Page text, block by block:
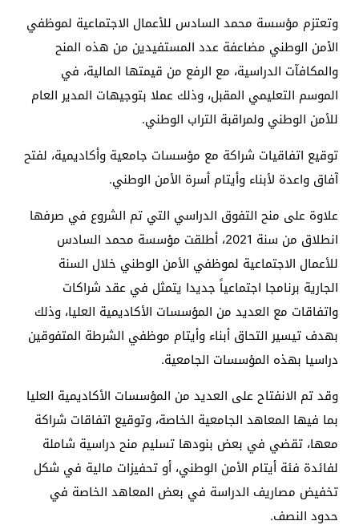
وتعتزم مؤسسة محمد السادس للأعمال الاجتماعية لموظفي
الأمن الوطني مضاعفة عدد المستفيدين من هذه المنح
والمكافآت الدراسية، مع الرفع من قيمتها المالية، في
الموسم التعليمي المقبل، وذلك عملا بتوجيهات المدير العام
للأمن الوطني ولمراقبة التراب الوطني.
توقيع اتفاقيات شراكة مع مؤسسات جامعية وأكاديمية، لفتح
آفاق واعدة لأبناء وأيتام أسرة الأمن الوطني.
علاوة على منح التفوق الدراسي التي تم الشروع في صرفها
انطلاق من سنة 2021، أطلقت مؤسسة محمد السادس
للأعمال الاجتماعية لموظفي الأمن الوطني خلال السنة
الجارية برنامجا اجتماعياً جديدا يتمثل في عقد شراكات
واتفاقات مع العديد من المؤسسات الأكاديمية العليا، وذلك
بهدف تيسير التحاق أبناء وأيتام موظفي الشرطة المتفوقين
دراسيا بهذه المؤسسات الجامعية.
وقد تم الانفتاح على العديد من المؤسسات الأكاديمية العليا
بما فيها المعاهد الجامعية الخاصة، وتوقيع اتفاقات شراكة
معها، تقضي في بعض بنودها تسليم منح دراسية شاملة
لفائدة فئة أيتام الأمن الوطني، أو تحفيزات مالية في شكل
تخفيض مصاريف الدراسة في بعض المعاهد الخاصة في
حدود النصف.